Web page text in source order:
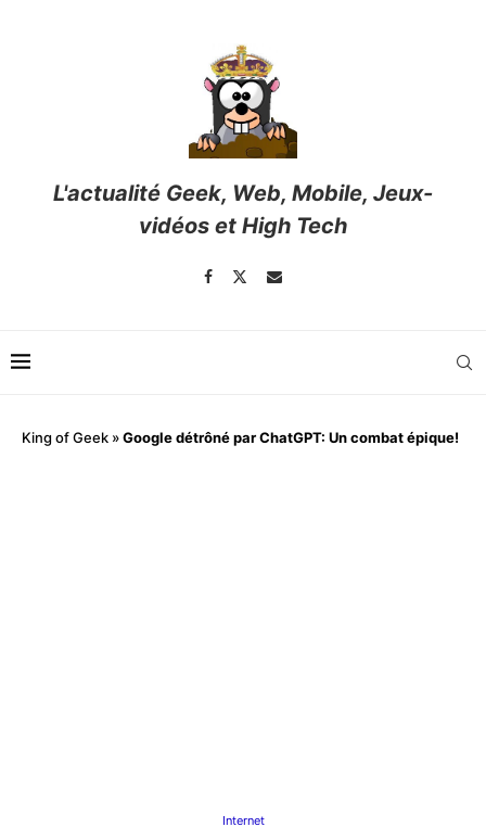
L'actualité Geek, Web, Mobile, Jeux-
vidéos et High Tech
King of Geek »Google détrôné par ChatGPT: Un combat épique!
Internet